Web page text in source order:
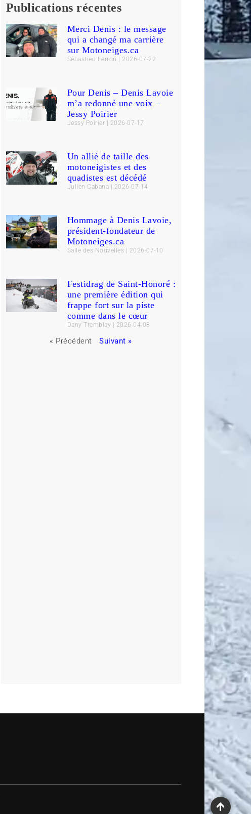
Publications récentes
Merci Denis : le message
qui a changé ma carrière
sur Motoneiges.ca
Sébastien Ferron 2026-07-22
Pour Denis – Denis Lavoie
m’a redonné une voix –
Jessy Poirier
Jessy Poirier 2026-07-17
Un allié de taille des
motoneigistes et des
quadistes est décédé
Julien Cabana 2026-07-14
Hommage à Denis Lavoie,
président-fondateur de
Motoneiges.ca
Salle des Nouvelles 2026-07-10
Festidrag de Saint-Honoré :
une première édition qui
frappe fort sur la piste
comme dans le cœur
Dany Tremblay 2026-04-08
« Précédent Suivant »